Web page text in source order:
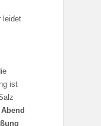
leidet
ist